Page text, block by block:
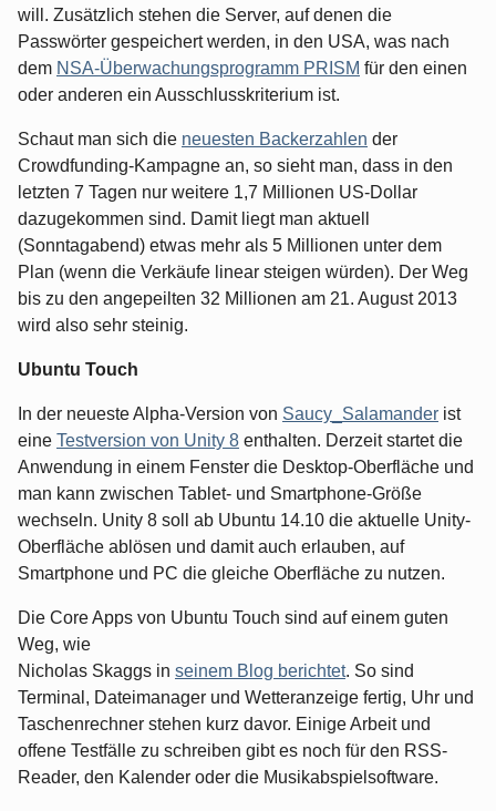
will. Zusätzlich stehen die Server, auf denen die
Passwörter gespeichert werden, in den USA, was nach
dem NSA-Überwachungsprogramm PRISM für den einen
oder anderen ein Ausschlusskriterium ist.
Schaut man sich die neuesten Backerzahlen der
Crowdfunding-Kampagne an, so sieht man, dass in den
letzten 7 Tagen nur weitere 1,7 Millionen US-Dollar
dazugekommen sind. Damit liegt man aktuell
(Sonntagabend) etwas mehr als 5 Millionen unter dem
Plan (wenn die Verkäufe linear steigen würden). Der Weg
bis zu den angepeilten 32 Millionen am 21. August 2013
wird also sehr steinig.
Ubuntu Touch
In der neueste Alpha-Version von Saucy_Salamander ist
eine Testversion von Unity 8 enthalten. Derzeit startet die
Anwendung in einem Fenster die Desktop-Oberfläche und
man kann zwischen Tablet- und Smartphone-Größe
wechseln. Unity 8 soll ab Ubuntu 14.10 die aktuelle Unity-
Oberfläche ablösen und damit auch erlauben, auf
Smartphone und PC die gleiche Oberfläche zu nutzen.
Die Core Apps von Ubuntu Touch sind auf einem guten
Weg, wie
Nicholas Skaggs in seinem Blog berichtet. So sind
Terminal, Dateimanager und Wetteranzeige fertig, Uhr und
Taschenrechner stehen kurz davor. Einige Arbeit und
offene Testfälle zu schreiben gibt es noch für den RSS-
Reader, den Kalender oder die Musikabspielsoftware.